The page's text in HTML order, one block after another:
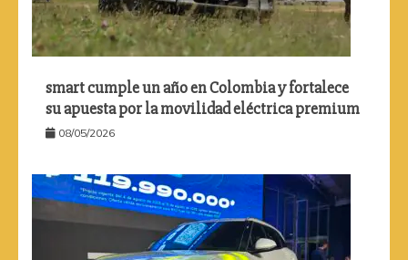
smart cumple un año en Colombia y fortalece
su apuesta por la movilidad eléctrica premium
08/05/2026